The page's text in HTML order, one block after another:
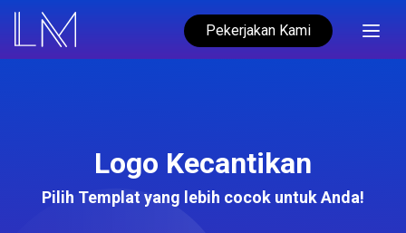
Pekerjakan Kami
Logo Kecantikan
Pilih Templat yang lebih cocok untuk Anda!